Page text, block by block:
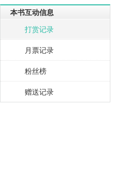
本书互动信息
打赏记录
月票记录
粉丝榜
赠送记录